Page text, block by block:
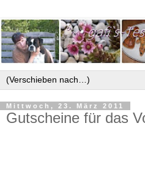
Mittwoch, 23. März 2011
Gutscheine für das